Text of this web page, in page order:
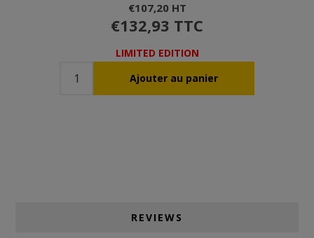
€107,20 HT
€132,93 TTC
LIMITED EDITION
REVIEWS